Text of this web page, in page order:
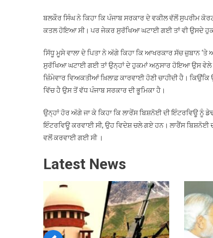
ਬਲਕੌਰ ਸਿੰਘ ਨੇ ਕਿਹਾ ਕਿ ਪੰਜਾਬ ਸਰਕਾਰ ਦੇ ਵਕੀਲ ਵੱਲੋਂ ਸੁਪਰੀਮ
ਕਤਲ ਹੋਇਆ ਸੀ। ਪਰ ਜੇਕਰ ਸੁਰੱਖਿਆ ਘਟਾਈ ਗਈ ਤਾਂ ਵੀ ਉਸਦੇ
ਸਿੱਧੂ ਮੂਸੇ ਵਾਲਾ ਦੇ ਪਿਤਾ ਨੇ ਅੱਗੇ ਕਿਹਾ ਕਿ ਆਖਰਕਾਰ ਸੱਚ ਜ਼ੁਬਾਨ
ਸੁਰੱਖਿਆ ਘਟਾਈ ਗਈ ਤਾਂ ਉਨ੍ਹਾਂ ਦੇ ਹੁਕਮਾਂ ਅਨੁਸਾਰ ਹੋਇਆ ਉਸ ਵੇਲੇ
ਜ਼ਿੰਮੇਵਾਰ ਵਿਅਕਤੀਆਂ ਖ਼ਿਲਾਫ਼ ਕਾਰਵਾਈ ਹੋਣੀ ਚਾਹੀਦੀ ਹੈ।
ਵਿੱਚ ਹੈ ਉਸ ਤੋਂ ਵੱਧ ਪੰਜਾਬ ਸਰਕਾਰ ਦੀ ਭੂਮਿਕਾ ਹੈ।
ਉਨ੍ਹਾਂ ਹੋਰ ਅੱਗੇ ਜਾ ਕੇ ਕਿਹਾ ਕਿ ਲਾਰੇਂਸ ਬਿਸ਼ਨੋਈ ਦੀ ਇੰਟਰਵਿਊ ਨੂੰ
ਇੰਟਰਵਿਊ ਕਰਵਾਈ ਸੀ, ਉਹ ਵਿਦੇਸ਼ ਚਲੇ ਗਏ ਹਨ। ਲਾਰੈਂਸ ਬਿਸ਼ਨੋਈ
ਵਲੋਂ ਕਰਵਾਈ ਗਈ ਸੀ ।
Latest News